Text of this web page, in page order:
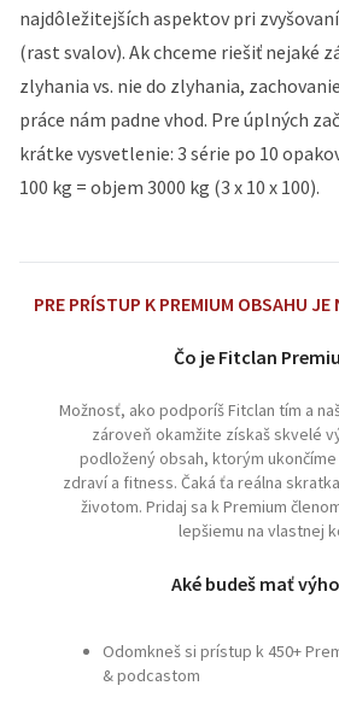
najdôležitejších aspektov pri
(rast svalov). Ak chceme riešiť nejaké
zlyhania vs. nie do zlyhania,
práce nám padne vhod. Pre úplných
krátke vysvetlenie: 3 série po 10
100 kg = objem 3000 kg (3 x 10 x 100).
PRE PRÍSTUP K PREMIUM OBSAHU
Čo je Fitclan
Možnosť, ako podporíš Fitclan tím a
zároveň okamžite získaš skvelé
podložený obsah, ktorým
zdraví a fitness. Čaká ťa reálna
životom. Pridaj sa k Premium
lepšiemu na vlastnej
Aké budeš mať
Odomkneš si prístup k 450+
& podcastom